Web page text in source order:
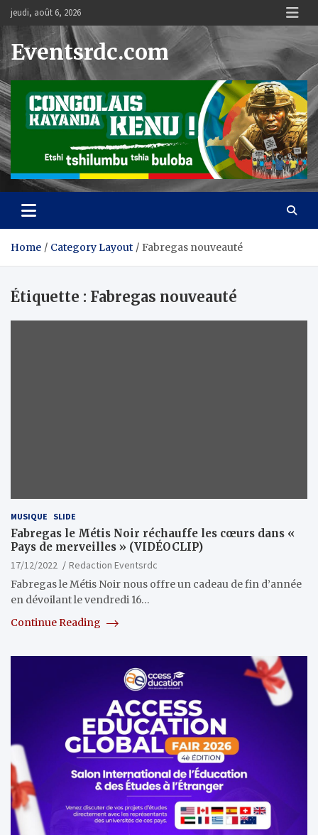
Skip
content
jeudi, août 6, 2026
Eventsrdc.com
Home Category Layout Fabregas nouveauté
Étiquette : Fabregas nouveauté
MUSIQUE SLIDE
Fabregas le Métis Noir réchauffe les cœurs dans «
Pays de merveilles » (VIDÉOCLIP)
17/12/2022
Redaction Eventsrdc
Fabregas le Métis Noir nous offre un cadeau de fin d’année
en dévoilant le vendredi 16…
Continue Reading